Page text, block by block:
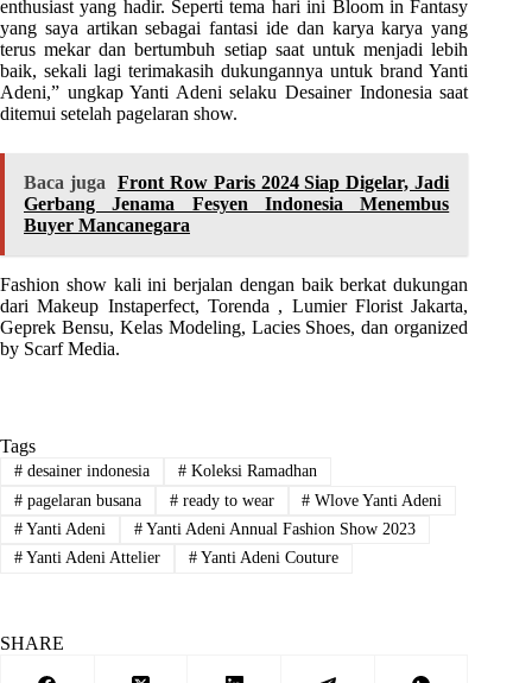
enthusiast yang hadir. Seperti tema hari ini Bloom in Fantasy
yang saya artikan sebagai fantasi ide dan karya karya yang
terus mekar dan bertumbuh setiap saat untuk menjadi lebih
baik, sekali lagi terimakasih dukungannya untuk brand Yanti
Adeni,” ungkap Yanti Adeni selaku Desainer Indonesia saat
ditemui setelah pagelaran show.
Baca juga
Front Row Paris 2024 Siap Digelar, Jadi
Gerbang Jenama Fesyen Indonesia Menembus
Buyer Mancanegara
Fashion show kali ini berjalan dengan baik berkat dukungan
dari Makeup Instaperfect, Torenda , Lumier Florist Jakarta,
Geprek Bensu, Kelas Modeling, Lacies Shoes, dan organized
by Scarf Media.
Tags
#desainer indonesia #Koleksi Ramadhan
#pagelaran busana #ready to wear # Wlove Yanti Adeni
#Yanti Adeni #Yanti Adeni Annual Fashion Show 2023
#Yanti Adeni Attelier #Yanti Adeni Couture
SHARE